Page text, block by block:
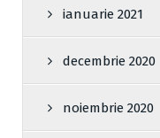
ianuarie 2021
decembrie 2020
noiembrie 2020